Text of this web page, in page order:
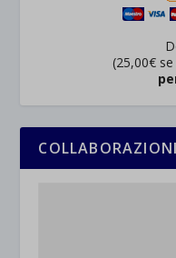
(25,00€